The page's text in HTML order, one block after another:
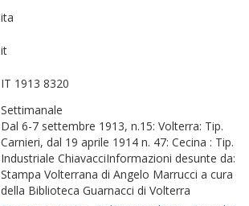
ita
it
IT 1913 8320
Settimanale
Dal 6-7 settembre 1913, n.15: Volterra: Tip.
Carnieri, dal 19 aprile 1914 n. 47: Cecina : Tip.
Industriale ChiavacciInformazioni desunte da:
Stampa Volterrana di Angelo Marrucci a cura
della Biblioteca Guarnacci di Volterra